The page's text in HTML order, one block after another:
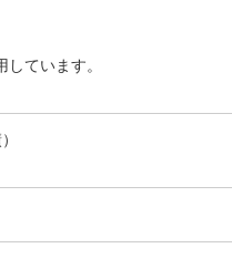
ています。